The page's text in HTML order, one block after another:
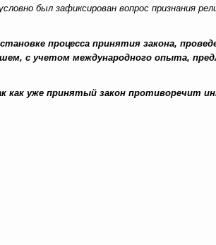
был зафиксирован вопрос признания
процесса принятия закона,
с учетом международного опыта,
как уже принятый закон противоречит